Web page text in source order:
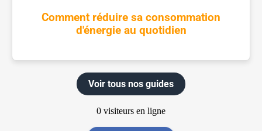
Comment réduire sa consommation
d'énergie au quotidien
Voir tous nos guides